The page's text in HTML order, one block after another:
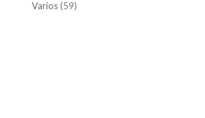
Varios(59)